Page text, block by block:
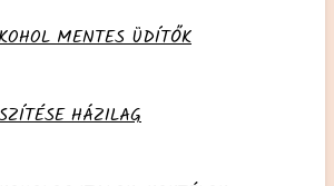
MENTES ÜDÍTŐK
HÁZILAG